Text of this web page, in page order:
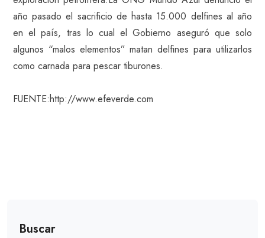
año pasado el sacrificio de hasta 15.000 delfines al año
en el país, tras lo cual el Gobierno aseguró que solo
algunos “malos elementos” matan delfines para utilizarlos
como carnada para pescar tiburones.
FUENTE:http://www.efeverde.com
Buscar